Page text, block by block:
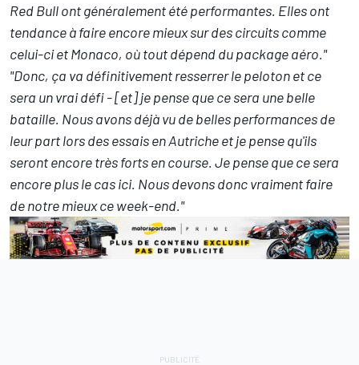
Red Bull ont généralement été performantes. Elles ont
tendance à faire encore mieux sur des circuits comme
celui-ci et Monaco, où tout dépend du package aéro."
"Donc, ça va définitivement resserrer le peloton et ce
sera un vrai défi - [et] je pense que ce sera une belle
bataille. Nous avons déjà vu de belles performances de
leur part lors des essais en Autriche et je pense qu'ils
seront encore très forts en course. Je pense que ce sera
encore plus le cas ici. Nous devons donc vraiment faire
de notre mieux ce week-end."